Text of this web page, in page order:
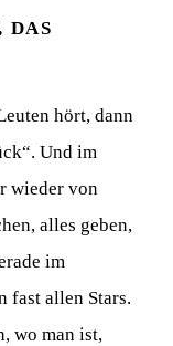
DAS
hört, dann
Und im
wieder von
alles geben,
im
fast allen Stars.
wo man ist,